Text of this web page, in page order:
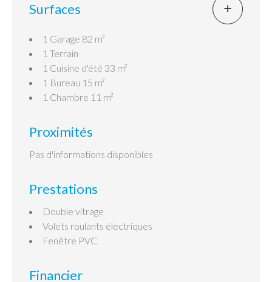
Surfaces
1 Garage 82 m²
1 Terrain
1 Cuisine d'été 33 m²
1 Bureau 15 m²
1 Chambre 11 m²
Proximités
Pas d'informations disponibles
Prestations
Double vitrage
Volets roulants électriques
Fenêtre PVC
Financier